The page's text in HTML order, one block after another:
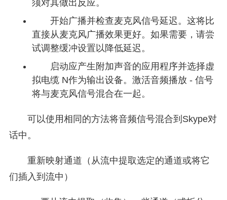
须对其做出反应。
开始广播并检查麦克风信号延迟。这将比
直接从麦克风广播效果更好。如果需要，请尝
试调整缓冲设置以降低延迟。
启动应产生附加声音的应用程序并选择虚
拟电缆 N作为输出设备。激活音频播放 - 信号
将与麦克风信号混合在一起。
可以使用相同的方法将音频信号混合到Skype对
话中。
重新映射通道（从流中提取选定的通道或将它
们插入到流中）